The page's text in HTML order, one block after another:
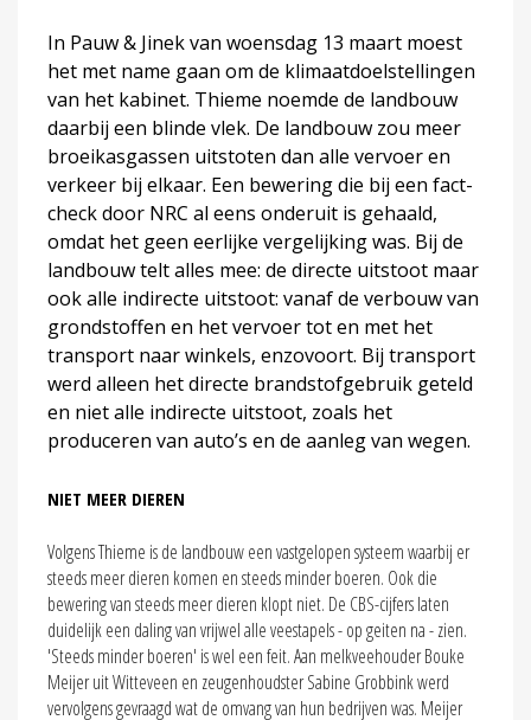
In Pauw & Jinek van woensdag 13 maart moest
het met name gaan om de klimaatdoelstellingen
van het kabinet. Thieme noemde de landbouw
daarbij een blinde vlek. De landbouw zou meer
broeikasgassen uitstoten dan alle vervoer en
verkeer bij elkaar. Een bewering die bij een fact-
check door NRC al eens onderuit is gehaald,
omdat het geen eerlijke vergelijking was. Bij de
landbouw telt alles mee: de directe uitstoot maar
ook alle indirecte uitstoot: vanaf de verbouw van
grondstoffen en het vervoer tot en met het
transport naar winkels, enzovoort. Bij transport
werd alleen het directe brandstofgebruik geteld
en niet alle indirecte uitstoot, zoals het
produceren van auto’s en de aanleg van wegen.
NIET MEER DIEREN
Volgens Thieme is de landbouw een vastgelopen systeem waarbij er
steeds meer dieren komen en steeds minder boeren. Ook die
bewering van steeds meer dieren klopt niet. De CBS-cijfers laten
duidelijk een daling van vrijwel alle veestapels - op geiten na - zien.
'Steeds minder boeren' is wel een feit. Aan melkveehouder Bouke
Meijer uit Witteveen en zeugenhoudster Sabine Grobbink werd
vervolgens gevraagd wat de omvang van hun bedrijven was. Meijer